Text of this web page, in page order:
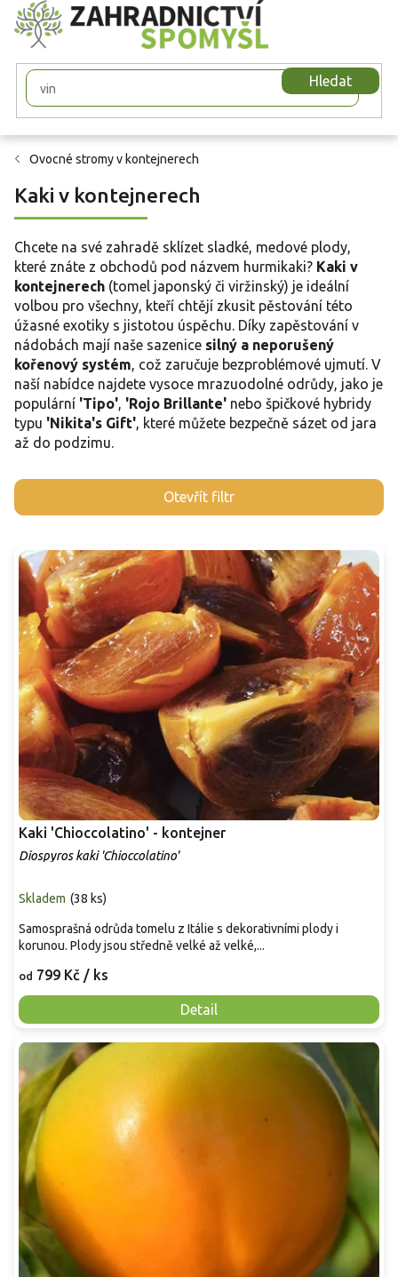
Přejít
na
obsah
Hledat
Ovocné stromy v kontejnerech
Kaki v kontejnerech
Chcete na své zahradě sklízet sladké, medové plody,
které znáte z obchodů pod názvem hurmikaki? Kaki v
kontejnerech (tomel japonský či viržinský) je ideální
volbou pro všechny, kteří chtějí zkusit pěstování této
úžasné exotiky s jistotou úspěchu. Díky zapěstování v
nádobách mají naše sazenice silný a neporušený
kořenový systém , což zaručuje bezproblémové ujmutí. V
naší nabídce najdete vysoce mrazuodolné odrůdy, jako je
populární 'Tipo' 'Rojo Brillante' nebo špičkové hybridy
typu 'Nikita's Gift' , které můžete bezpečně sázet od jara
až do podzimu.
Otevřít filtr
V
ý
s
p
o
d
k
t
ů
Kaki 'Chioccolatino' - kontejner
Diospyros kaki 'Chioccolatino'
Skladem (38 ks)
od 799 Kč / ks
Detail
Samosprašná odrůda tomelu z Itálie s dekorativními plody i
korunou. Plody jsou středně velké až velké,...